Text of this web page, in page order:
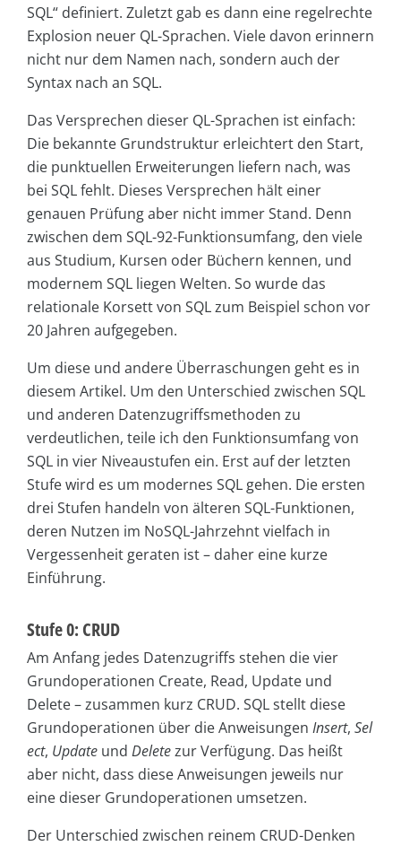
SQL“ definiert. Zuletzt gab es dann eine regelrechte
Explosion neuer QL-Sprachen. Viele davon erinnern
nicht nur dem Namen nach, sondern auch der
Syntax nach an SQL.
Das Versprechen dieser QL-Sprachen ist einfach:
Die bekannte Grundstruktur erleichtert den Start,
die punktuellen Erweiterungen liefern nach, was
bei SQL fehlt. Dieses Versprechen hält einer
genauen Prüfung aber nicht immer Stand. Denn
zwischen dem SQL-92-Funktionsumfang, den viele
aus Studium, Kursen oder Büchern kennen, und
modernem SQL liegen Welten. So wurde das
relationale Korsett von SQL zum Beispiel schon vor
20 Jahren aufgegeben.
Um diese und andere Überraschungen geht es in
diesem Artikel. Um den Unterschied zwischen SQL
und anderen Datenzugriffsmethoden zu
verdeutlichen, teile ich den Funktionsumfang von
SQL in vier Niveaustufen ein. Erst auf der letzten
Stufe wird es um modernes SQL gehen. Die ersten
drei Stufen handeln von älteren SQL-Funktionen,
deren Nutzen im NoSQL-Jahrzehnt vielfach in
Vergessenheit geraten ist – daher eine kurze
Einführung.
Stufe 0: CRUD
Am Anfang jedes Datenzugriffs stehen die vier
Grundoperationen Create, Read, Update und
Delete – zusammen kurz CRUD. SQL stellt diese
Grundoperationen über die Anweisungen Insert, Sel
ect, Update und Deletezur Verfügung. Das heißt
aber nicht, dass diese Anweisungen jeweils nur
eine dieser Grundoperationen umsetzen.
Der Unterschied zwischen reinem CRUD-Denken